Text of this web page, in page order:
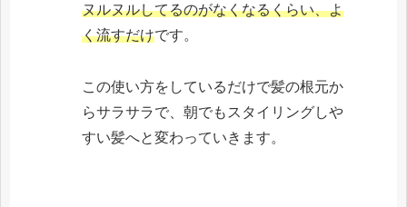
ヌルヌルしてるのがなくなるくらい、よ
く流すだけです。
この使い方をしているだけで髪の根元か
らサラサラで、朝でもスタイリングしや
すい髪へと変わっていきます。